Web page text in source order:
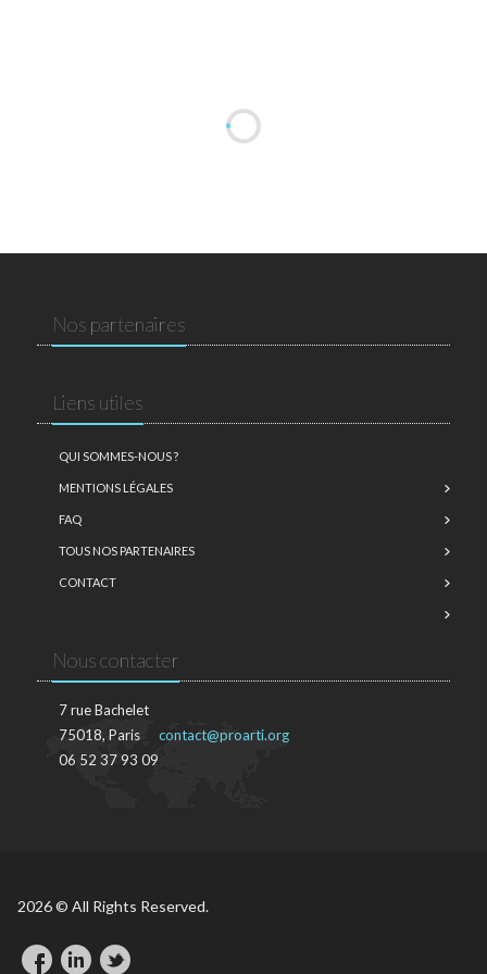
Nos partenaires
Liens utiles
QUI SOMMES-NOUS ?
MENTIONS LÉGALES
FAQ
TOUS NOS PARTENAIRES
CONTACT
Nous contacter
7 rue Bachelet
75018, Paris
06 52 37 93 09
contact@proarti.org
2026 © All Rights Reserved.